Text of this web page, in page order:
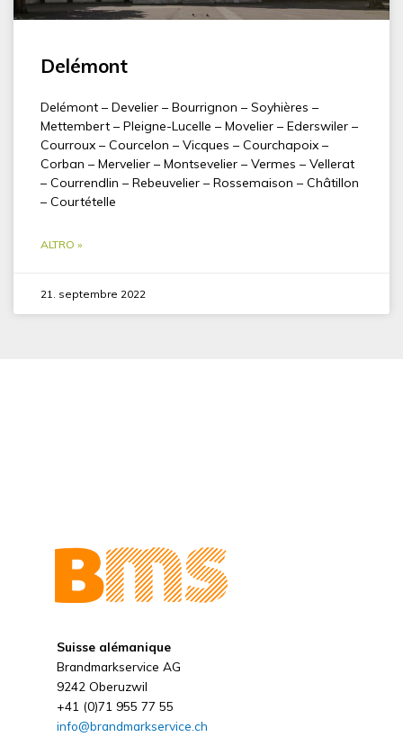
Delémont
Delémont – Develier – Bourrignon – Soyhières –
Mettembert – Pleigne-Lucelle – Movelier – Ederswiler –
Courroux – Courcelon – Vicques – Courchapoix –
Corban – Mervelier – Montsevelier – Vermes – Vellerat
– Courrendlin – Rebeuvelier – Rossemaison – Châtillon
– Courtételle
ALTRO »
21. septembre 2022
Suisse alémanique
Brandmarkservice AG
9242 Oberuzwil
+41 (0)71 955 77 55
info@brandmarkservice.ch